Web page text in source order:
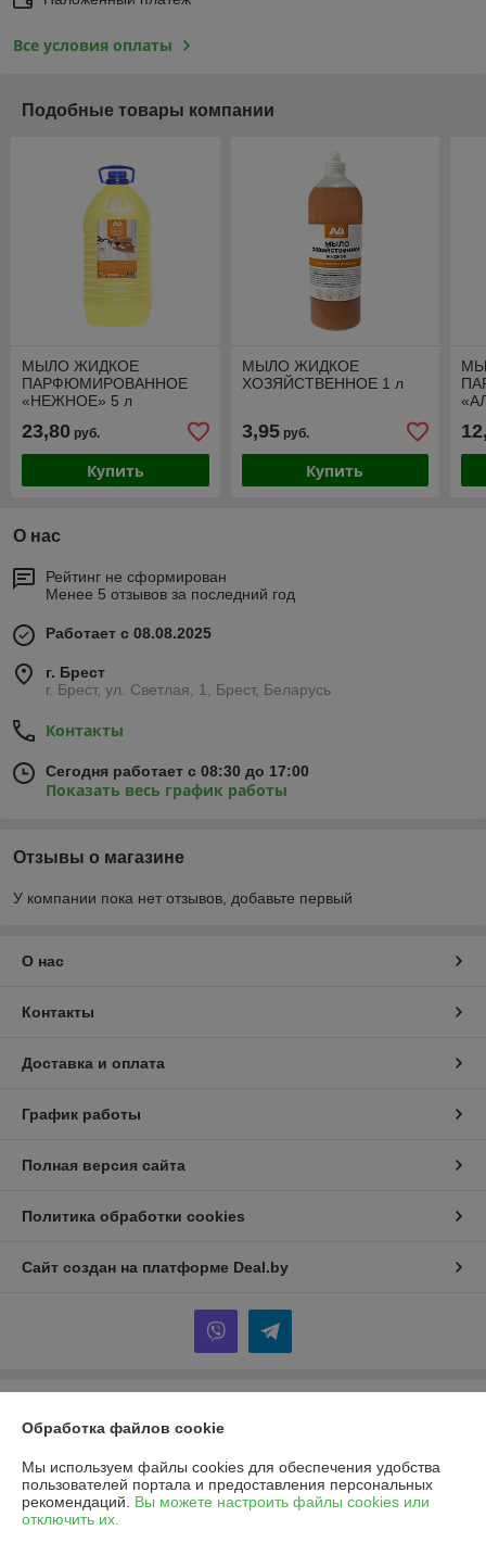
Все условия оплаты
Подобные товары компании
МЫЛО ЖИДКОЕ
ПАРФЮМИРОВАННОЕ
«НЕЖНОЕ» 5 л
23,80 руб.
Купить
МЫЛО ЖИДКОЕ
ХОЗЯЙСТВЕННОЕ 1 л
3,95руб.
Купить
О нас
Рейтинг не сформирован
Менее 5 отзывов за последний год
Работает с 08.08.2025
г. Брест
г. Брест, ул. Светлая, 1, Брест, Беларусь
Контакты
Сегодня работает с 08:30 до 17:00
Показать весь график работы
Отзывы о магазине
У компании пока нет отзывов, добавьте первый
О нас
Контакты
Доставка и оплата
График работы
Полная версия сайта
Политика обработки cookies
Сайт создан на платформе Deal.by
г. Брест, ул. Светлая, 1
Регистрационный номер ЕГР: 200002340
Обработка файлов cookie
Мы используем файлы cookies для обеспечения удобства
пользователей портала и предоставления персональных
рекомендаций. Вы можете настроить файлы cookies или
отключить их.